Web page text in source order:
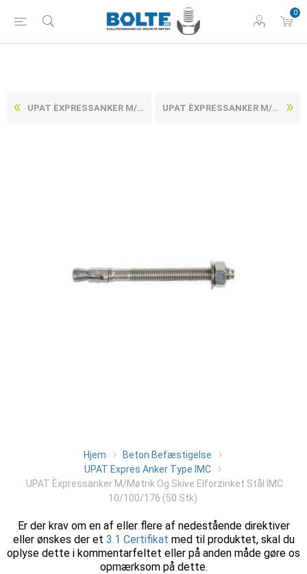
0
UPAT ÈXPRESSANKER M/MØTRIK OG SKIVE ELFORZINKET STÅL IMC 10/ 50/126 (50 STK) UPAT ÈXPRESSANKER M/MØTRIK OG SKIVE ELFORZINKET STÅL IMC 12/ 05/ 86 K (20 STK)
Hjem
Beton Befæstigelse
UPAT Expres Anker Type IMC
UPAT Èxpressanker M/Møtrik Og Skive Elforzinket Stål IMC
10/100/176 (50 Stk)
Er der krav om en af eller flere af nedestående direktiver
eller ønskes der et 3.1 Certifikat med til produktet, skal du
oplyse dette i kommentarfeltet eller på anden måde gøre os
opmærksom på dette.